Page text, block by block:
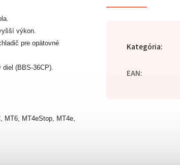
výkon.
pre opätovné
diel (BBS-36CP).
MT6, MT4eStop, MT4e,
Kategória:
EAN: